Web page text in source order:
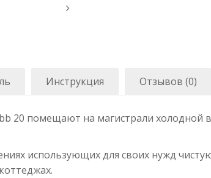
Инструкция Отзывов (0)
20 помещают на магистрали холодной
использующих для своих нужд